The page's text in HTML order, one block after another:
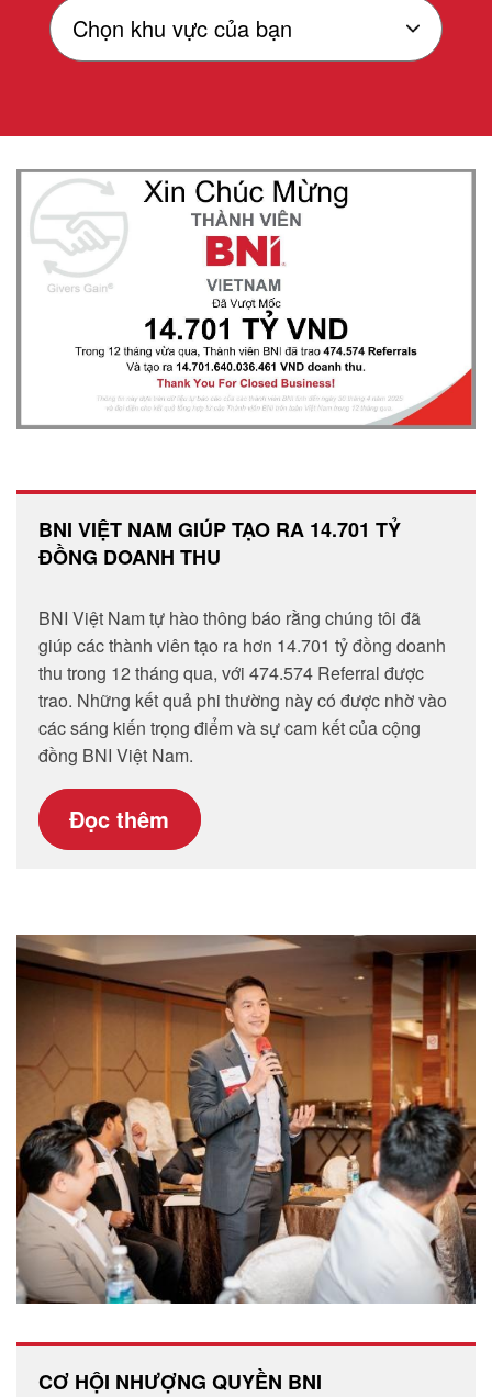
BNI VIỆT NAM GIÚP TẠO RA 14.701 TỶ
ĐỒNG DOANH THU
BNI Việt Nam tự hào thông báo rằng chúng tôi đã
giúp các thành viên tạo ra hơn 14.701 tỷ đồng doanh
thu trong 12 tháng qua, với 474.574 Referral được
trao. Những kết quả phi thường này có được nhờ vào
các sáng kiến trọng điểm và sự cam kết của cộng
đồng BNI Việt Nam.
Đọc thêm
CƠ HỘI NHƯỢNG QUYỀN BNI